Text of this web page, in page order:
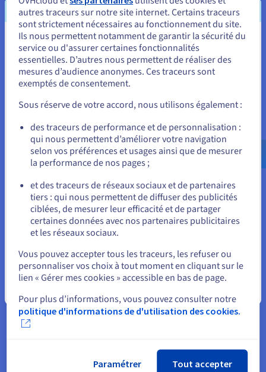
Capitalisez sur vos données et déployez votre data stack
et vos applications avec une infrastructure managée et
open source.
Découvrir Cloud Analytics
Data Platform
Réalisez et déployez vos projets Data & Analytics en un
temps record avec une solution complète, unifiée,
collaborative et accessible à tous.
Découvrir Data Platform
Informatique quantique
Explorez l’informatique quantique grâce à une
plateforme unifiée : simulez, testez et exécutez vos
algorithmes sur des émulateurs et QPU en toute
simplicité.
Découvrir Quantum as a Service
Sécurisez, gérez et monitorez vos services cloud chez
Vous semblez être localisé en États-
Unis.
Pour commander, rendez-vous sur le site de votre pays (États-
Allez sur le site États-Unis
us.ovhcloud.com/
Anglais USD - $
ou
Rester sur le site actuel
Sélectionner un autre site web
autres traceurs sur notre site internet. Certains traceurs
sont strictement nécessaires au fonctionnement du site.
Ils nous permettent notamment de garantir la sécurité du
service ou d'assurer certaines fonctionnalités
essentielles. D’autres nous permettent de réaliser des
mesures d’audience anonymes. Ces traceurs sont
exemptés de consentement.
Sous réserve de votre accord, nous utilisons également :
des traceurs de performance et de personnalisation :
qui nous permettent d’améliorer votre navigation
selon vos préférences et usages ainsi que de mesurer
la performance de nos pages ;
et des traceurs de réseaux sociaux et de partenaires
tiers : qui nous permettent de diffuser des publicités
ciblées, de mesurer leur efficacité et de partager
certaines données avec nos partenaires publicitaires
et les réseaux sociaux.
Vous pouvez accepter tous les traceurs, les refuser ou
personnaliser vos choix à tout moment en cliquant sur le
lien « Gérer mes cookies » accessible en bas de page.
Pour plus d’informations, vous pouvez consulter notre
politique d'informations de d'utilisation des cookies.
Paramétrer Tout accepter